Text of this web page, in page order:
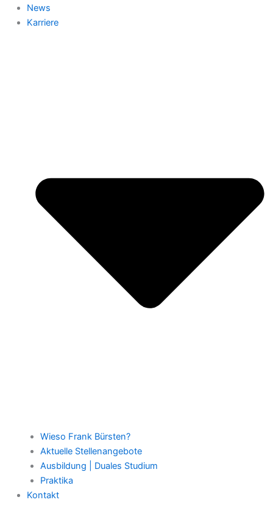
News
Karriere
Wieso Frank Bürsten?
Aktuelle Stellenangebote
Ausbildung | Duales Studium
Praktika
Kontakt